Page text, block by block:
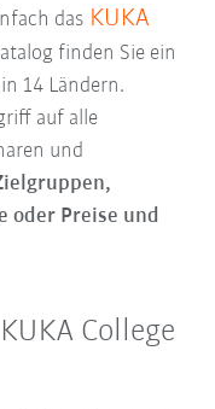
das KUKA
finden Sie ein
14 Ländern.
auf alle
und
oder Preise und
College